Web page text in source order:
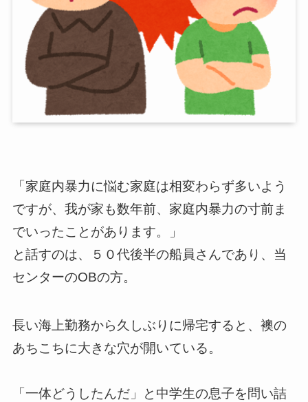
「家庭内暴力に悩む家庭は相変わらず多いよう
ですが、我が家も数年前、家庭内暴力の寸前ま
でいったことがあります。」
と話すのは、５０代後半の船員さんであり、当
センターのOBの方。
長い海上勤務から久しぶりに帰宅すると、襖の
あちこちに大きな穴が開いている。
「一体どうしたんだ」と中学生の息子を問い詰